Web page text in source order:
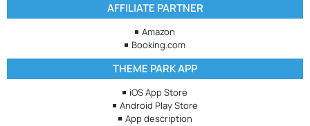
AFFILIATE PARTNER
Amazon
Booking.com
THEME PARK APP
iOS App Store
Android Play Store
App description